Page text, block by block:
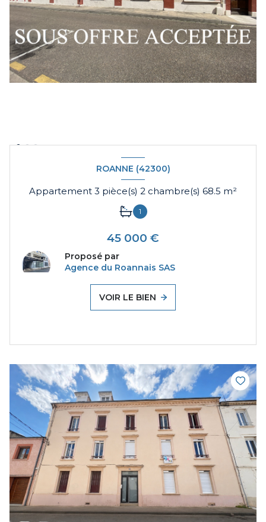
ROANNE (42300)
Appartement 3 pièce(s) 2 chambre(s) 68.5 m²
1
45 000 €
Proposé par
Agence du Roannais SAS
VOIR LE BIEN